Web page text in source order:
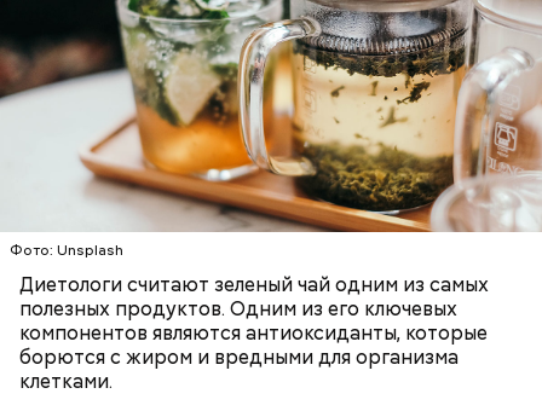
Фото: Unsplash
Диетологи считают зеленый чай одним из самых
полезных продуктов. Одним из его ключевых
компонентов являются антиоксиданты, которые
борются с жиром и вредными для организма
клетками.
с сахарным диабетом;
лишним весом.